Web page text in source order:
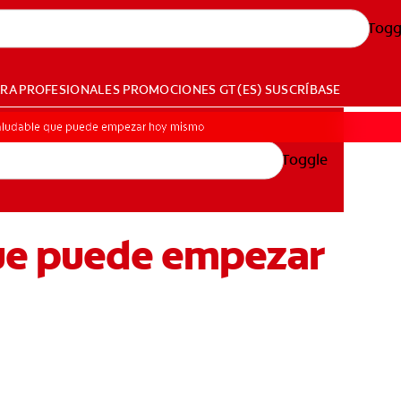
PROFESIONALES PROMOCIONES GT (ES) SUSCRÍBASE
Toggle
que puede empezar hoy mismo
puede empezar